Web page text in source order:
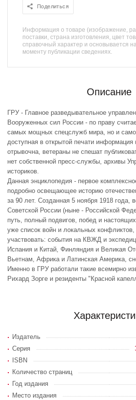
Поделиться
Информация о товаре (изображение,
поставки, страна изготовления, цвет
справочный характер и основывается
моменту публикации сведениях.
Описание
ГРУ - Главное разведывательное
Вооруженных сил России - по праву
самых мощных спецслужб мира, но и
доступная в открытой печати информация
отрывочна, ветераны не спешат
нет собственной пресс-службы, архивы
историков.
Данная энциклопедия - первое
подробно освещающее историю
за 90 лет. Созданная 5 ноября 1918 года,
Советской России (ныне - Российской
путь, полный подвигов, побед и
уже список войн и локальных
участвовать: события на КВЖД и
Испания и Китай, Финляндия и Великая
Вьетнам, Африка и Латинская Америка,
Именно в ГРУ работали такие всемирно
Рихард Зорге и резиденты "Красной
Издатель
Серия
ISBN
Количество страниц
Год издания
Место издания